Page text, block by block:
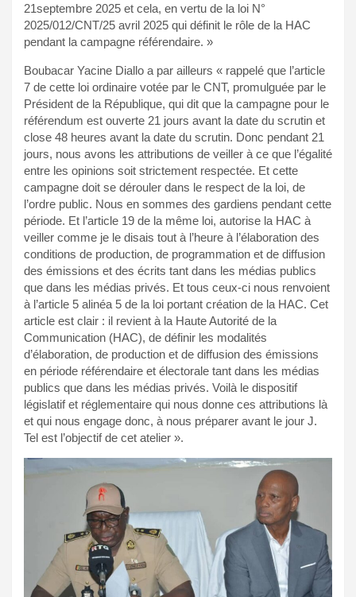
21septembre 2025 et cela, en vertu de la loi N°
2025/012/CNT/25 avril 2025 qui définit le rôle de la HAC
pendant la campagne référendaire. »
Boubacar Yacine Diallo a par ailleurs « rappelé que l’article
7 de cette loi ordinaire votée par le CNT, promulguée par le
Président de la République, qui dit que la campagne pour le
référendum est ouverte 21 jours avant la date du scrutin et
close 48 heures avant la date du scrutin. Donc pendant 21
jours, nous avons les attributions de veiller à ce que l’égalité
entre les opinions soit strictement respectée. Et cette
campagne doit se dérouler dans le respect de la loi, de
l’ordre public. Nous en sommes des gardiens pendant cette
période. Et l’article 19 de la même loi, autorise la HAC à
veiller comme je le disais tout à l’heure à l’élaboration des
conditions de production, de programmation et de diffusion
des émissions et des écrits tant dans les médias publics
que dans les médias privés. Et tous ceux-ci nous renvoient
à l’article 5 alinéa 5 de la loi portant création de la HAC. Cet
article est clair : il revient à la Haute Autorité de la
Communication (HAC), de définir les modalités
d’élaboration, de production et de diffusion des émissions
en période référendaire et électorale tant dans les médias
publics que dans les médias privés. Voilà le dispositif
législatif et réglementaire qui nous donne ces attributions là
et qui nous engage donc, à nous préparer avant le jour J.
Tel est l’objectif de cet atelier ».